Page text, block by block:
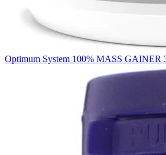
Optimum System 100% MASS GAINER